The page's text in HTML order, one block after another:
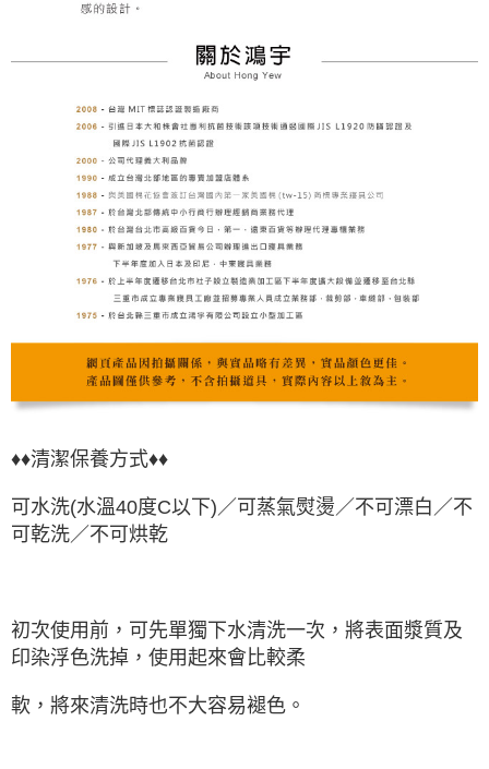
♦♦清潔保養方式♦♦
可水洗(水溫40度C以下)／可蒸氣熨燙／不可漂白／不
可乾洗／不可烘乾
初次使用前，可先單獨下水清洗一次，將表面漿質及
印染浮色洗掉，使用起來會比較柔
軟，將來清洗時也不大容易褪色。